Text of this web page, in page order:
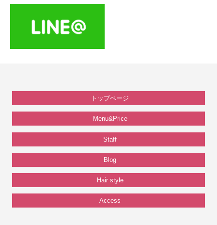
トップページ
Menu&Price
Staff
Blog
Hair style
Access